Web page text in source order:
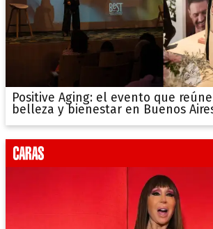
Positive Aging: el evento que
belleza y bienestar en Buenos